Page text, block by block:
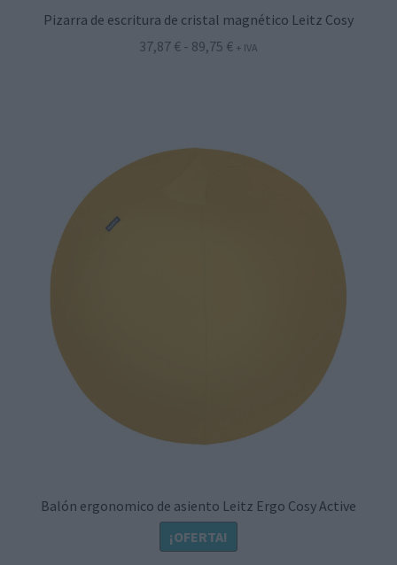
Pizarra de escritura de cristal magnético Leitz Cosy
37,87 € - 89,75 €Rango
hasta
+ IVA
Balón ergonomico de asiento Leitz Ergo Cosy Active
¡OFERTA!